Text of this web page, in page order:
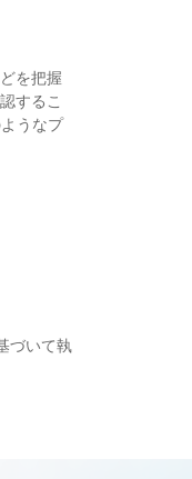
を把握
するこ
うなプ
づいて執